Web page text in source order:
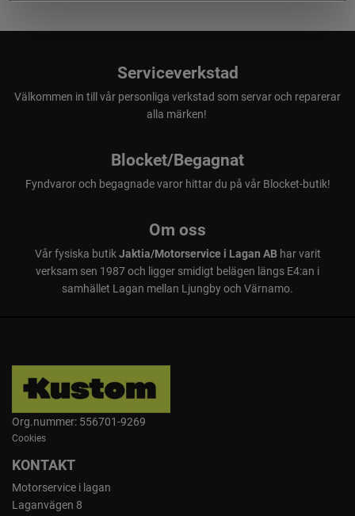
Serviceverkstad
Välkommen in till vår personliga verkstad som servar och reparerar
alla märken!
Blocket/Begagnat
Fyndvaror och begagnade varor hittar du på vår Blocket-butik!
Om oss
Vår fysiska butikJaktia/Motorservice i Lagan ABhar varit
verksam sen 1987 och ligger smidigt belägen längs E4:an i
samhället Lagan mellan Ljungby och Värnamo.
Org.nummer: 556701-9269
Cookies
KONTAKT
Motorservice i lagan
Laganvägen 8